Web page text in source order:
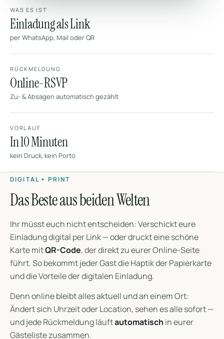
WAS ES IST
Einladung als Link
per WhatsApp, Mail oder QR
RÜCKMELDUNG
Online-RSVP
Zu- & Absagen automatisch gezählt
VORLAUF
In 10 Minuten
kein Druck, kein Porto
DIGITAL + PRINT
Das Beste aus beiden Welten
Ihr müsst euch nicht entscheiden: Verschickt eure
Einladung digital per Link — oder druckt eine schöne
Karte mitQR-Code, der direkt zu eurer Online-Seite
führt. So bekommt jeder Gast die Haptik der Papierkarte
und die Vorteile der digitalen Einladung.
Denn online bleibt alles aktuell und an einem Ort:
Ändert sich Uhrzeit oder Location, sehen es alle sofort —
und jede Rückmeldung läuftautomatisch in eurer
Gästeliste zusammen.